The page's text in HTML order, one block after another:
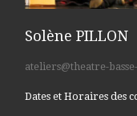
Solène PILLON
ateliers@theatre-
Dates et Horaires des